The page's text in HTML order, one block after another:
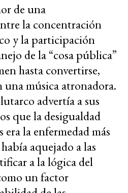
de una
la concentración
y la participación
de la “cosa pública”
hasta convertirse,
una música atronadora.
advertía a sus
que la desigualdad
la enfermedad más
aquejado a las
a la lógica del
un factor